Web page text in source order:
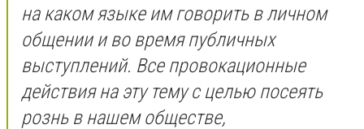
на каком языке им говорить в личном
общении и во время публичных
выступлений. Все провокационные
действия на эту тему с целью посеять
рознь в нашем обществе,